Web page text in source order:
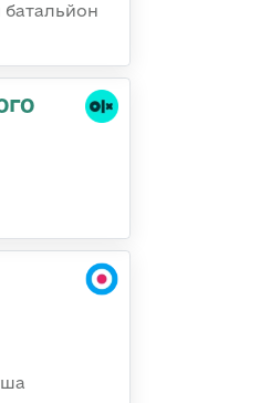
батальйон